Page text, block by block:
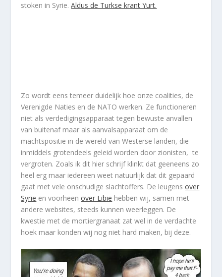
stoken in Syrie.Aldus de Turkse krant Yurt.
Zo wordt eens temeer duidelijk hoe onze coalities, de
Verenigde Naties en de NATO werken. Ze functioneren
niet als verdedigingsapparaat tegen bewuste anvallen
van buitenaf maar als aanvalsapparaat om de
machtspositie in de wereld van Westerse landen, die
inmiddels grotendeels geleid worden door zionisten, te
vergroten. Zoals ik dit hier schrijf klinkt dat geeneens zo
heel erg maar iedereen weet natuurlijk dat dit gepaard
gaat met vele onschudige slachtoffers. De leugensover
Syrie en voorheenover Libie hebben wij, samen met
andere websites, steeds kunnen weerleggen. De
kwestie met de mortiergranaat zat wel in de verdachte
hoek maar konden wij nog niet hard maken, bij deze.